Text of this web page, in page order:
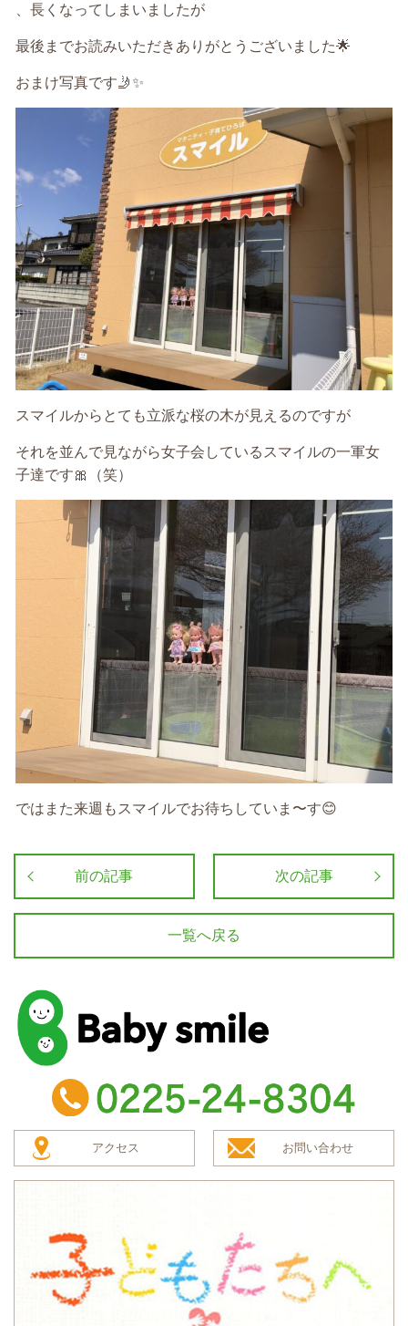
、長くなってしまいましたが
最後までお読みいただきありがとうございました🌟
おまけ写真です🤳✨
スマイルからとても立派な桜の木が見えるのですが
それを並んで見ながら女子会しているスマイルの一軍女
子達です🎀（笑）
ではまた来週もスマイルでお待ちしていま〜す😊
前の記事 次の記事
一覧へ戻る
baby smile
TEL：0225-24-8304
アクセス お問い合わせ